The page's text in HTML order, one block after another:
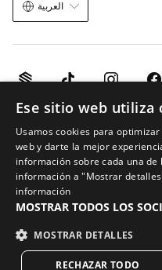
العربية
Ese sitio web utiliza
Usamos cookies para
web y darte la mejor
información sobre cada una
información a "Mostrar
información
MOSTRAR TODOS LOS
MOSTRAR DETALLES
RECHAZAR TODO